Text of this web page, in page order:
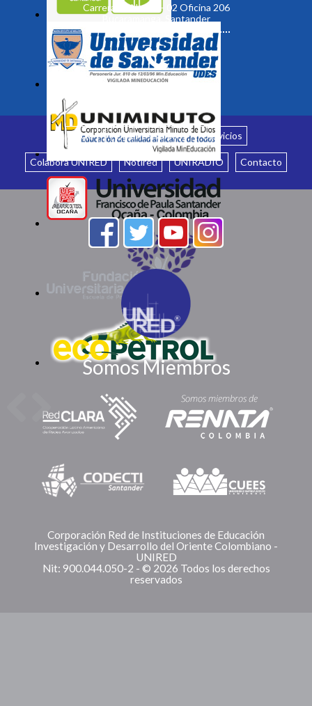
Carrera 19 No. 35 - 02 Oficina 206
Bucaramanga, Santander
Inicio ¿Quiénes somos? Servicios
Colabora UNIRED Notired UNIRADIO Contacto
Somos Miembros
Corporación Red de Instituciones de Educación
Investigación y Desarrollo del Oriente Colombiano -
UNIRED
Nit: 900.044.050-2 - © 2026 Todos los derechos
reservados